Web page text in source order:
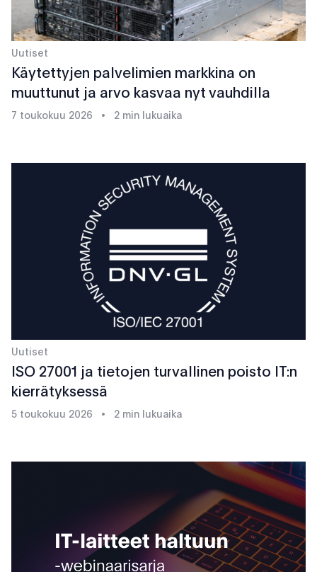
Uutiset
Käytettyjen palvelimien markkina on
muuttunut ja arvo kasvaa nyt vauhdilla
7 toukokuu 2026 • 2 min lukuaika
Uutiset
ISO 27001 ja tietojen turvallinen poisto IT:n
kierrätyksessä
5 toukokuu 2026 • 2 min lukuaika